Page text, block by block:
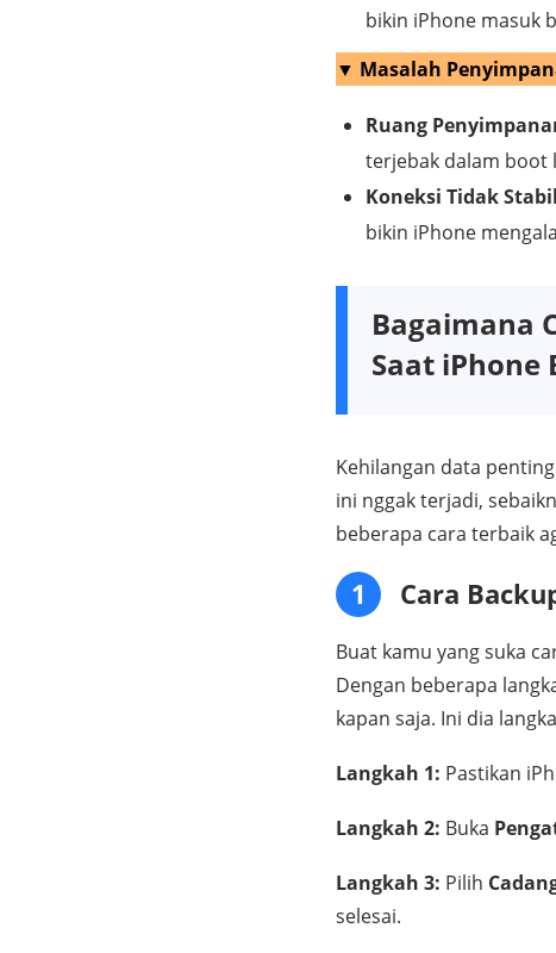
bikin iPhone masuk
▼ Masalah
Ruang
terjebak dalam boot
Koneksi Tidak
bikin iPhone
Bagaimana
Saat iPhone
Kehilangan data
ini nggak terjadi,
beberapa cara terbaik
1 Cara
Buat kamu yang suka
Dengan beberapa
kapan saja. Ini dia
Langkah 1: Pastikan
Langkah 2: Buka
Langkah 3: Pilih
selesai.